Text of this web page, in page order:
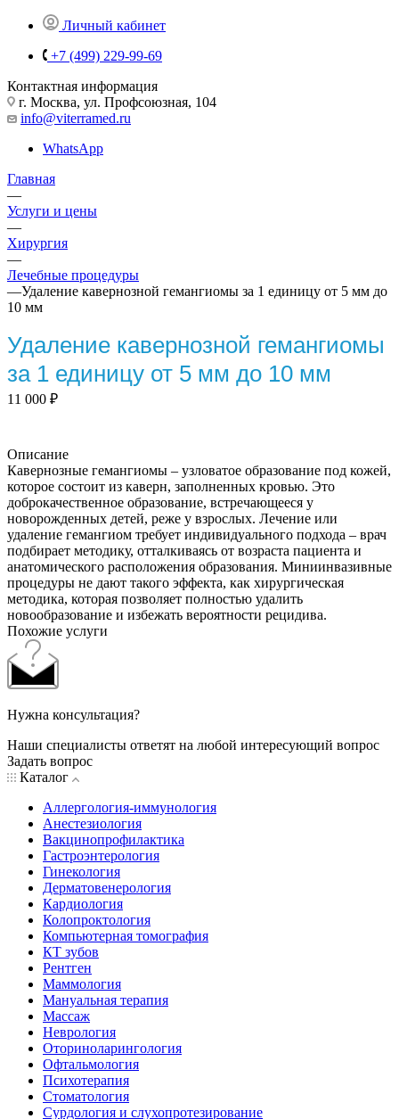
Личный кабинет
+7 (499) 229-99-69
Контактная информация
г. Москва, ул. Профсоюзная, 104
info@viterramed.ru
WhatsApp
Главная
—
Услуги и цены
—
Хирургия
—
Лечебные процедуры
—Удаление кавернозной гемангиомы за 1 единицу от 5 мм до
10 мм
Удаление кавернозной гемангиомы
за 1 единицу от 5 мм до 10 мм
11 000 ₽
Описание
Кавернозные гемангиомы – узловатое образование под кожей,
которое состоит из каверн, заполненных кровью. Это
доброкачественное образование, встречающееся у
новорожденных детей, реже у взрослых. Лечение или
удаление гемангиом требует индивидуального подхода – врач
подбирает методику, отталкиваясь от возраста пациента и
анатомического расположения образования. Миниинвазивные
процедуры не дают такого эффекта, как хирургическая
методика, которая позволяет полностью удалить
новообразование и избежать вероятности рецидива.
Похожие услуги
Нужна консультация?
Наши специалисты ответят на любой интересующий вопрос
Задать вопрос
Каталог
Аллергология-иммунология
Анестезиология
Вакцинопрофилактика
Гастроэнтерология
Гинекология
Дерматовенерология
Кардиология
Колопроктология
Компьютерная томография
КТ зубов
Рентген
Маммология
Мануальная терапия
Массаж
Неврология
Оториноларингология
Офтальмология
Психотерапия
Стоматология
Сурдология и слухопротезирование